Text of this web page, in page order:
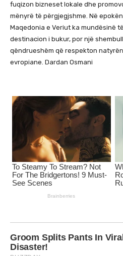
fuqizon bizneset lokale dhe
mënyrë të përgjegjshme. Në
Maqedonia e Veriut ka mundësinë
destinacion i bukur, por një
qëndrueshëm që respekton
evropiane. Dardan Osmani